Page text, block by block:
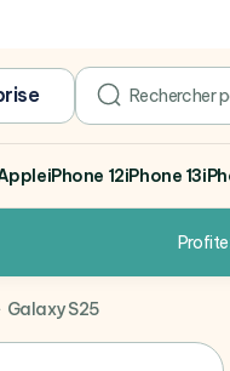
search
iPhone 12iPhone 13
Galaxy S25